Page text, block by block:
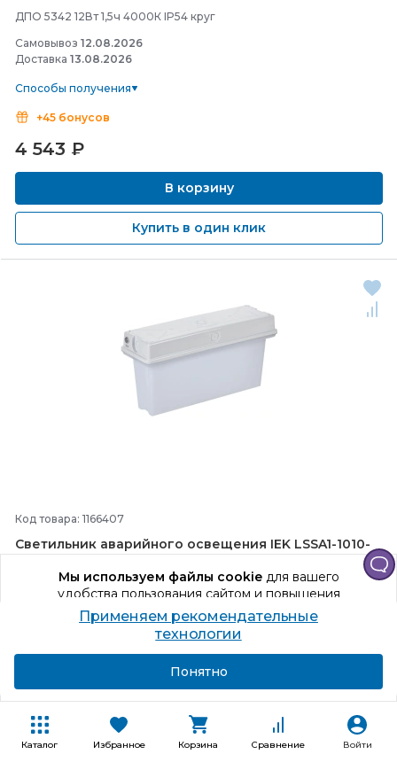
Каталог Избранное Корзина Сравнение Войти
Мы используем файлы cookieдля вашего
удобства пользования сайтом и повышения
качества рекомендаций.
Продолжая использование сайта, вы даете
согласие на обработку персональных данных
ДПО 5342 12Вт 1,5ч 4000К IP54 круг
Самовывоз 12.08.2026
Доставка 13.08.2026
Способы получения
+45 бонусов
4 543 ₽
В корзину
Купить в один клик
Код товара: 1166407
Светильник аварийного освещения IEK LSSA1-1010-
От электросети, От аккумулятора, IEK, Аварийно эвакуационная
+45 бонусов
4 337
Применяем рекомендательные
технологии
Понятно